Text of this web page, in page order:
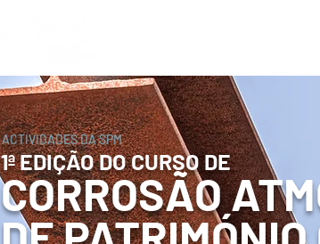
ACTIVIDADES DA SPM
1ª EDIÇÃO DO CURSO DE
CORROSÃO